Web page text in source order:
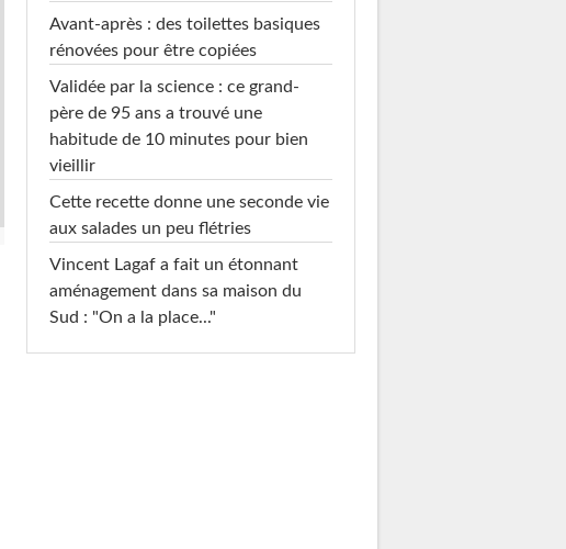
Avant-après : des toilettes basiques
rénovées pour être copiées
Validée par la science : ce grand-
père de 95 ans a trouvé une
habitude de 10 minutes pour bien
vieillir
Cette recette donne une seconde vie
aux salades un peu flétries
Vincent Lagaf a fait un étonnant
aménagement dans sa maison du
Sud : "On a la place..."